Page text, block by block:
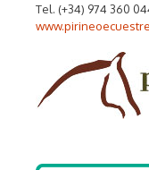
Tel. (+34) 974 360